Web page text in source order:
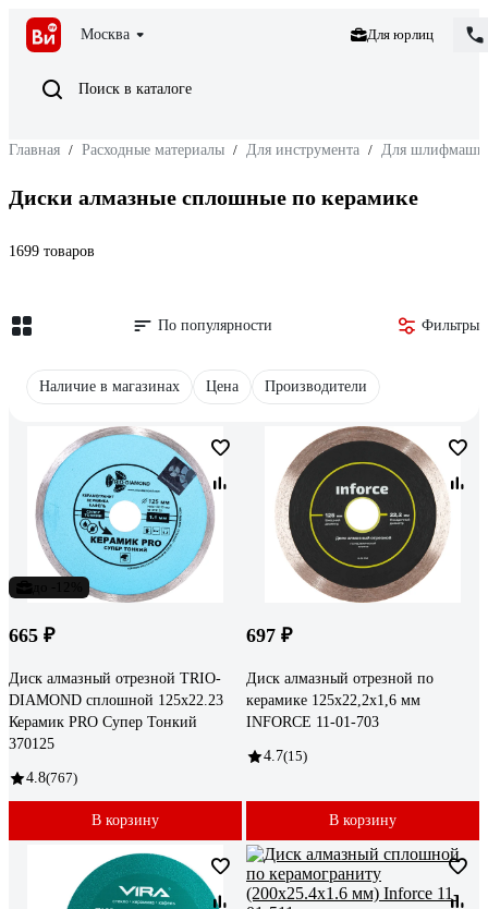
Москва Для юрлиц
Поиск в каталоге
Главная / Расходные материалы / Для инструмента / Для
Диски алмазные сплошные по керамике
1699 товаров
По популярности Фильтры
Наличие в магазинах Цена Производители
665 ₽
Диск алмазный отрезной TRIO-
DIAMOND сплошной 125x22.23
Керамик PRO Супер Тонкий
370125
4.8(767)
В корзину
697 ₽
Диск алмазный отрезной по
керамике 125х22,2х1,6 мм
INFORCE 11-01-703
4.7(15)
В корзину